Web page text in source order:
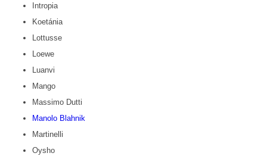
Intropia
Koetánia
Lottusse
Loewe
Luanvi
Mango
Massimo Dutti
Manolo Blahnik
Martinelli
Oysho